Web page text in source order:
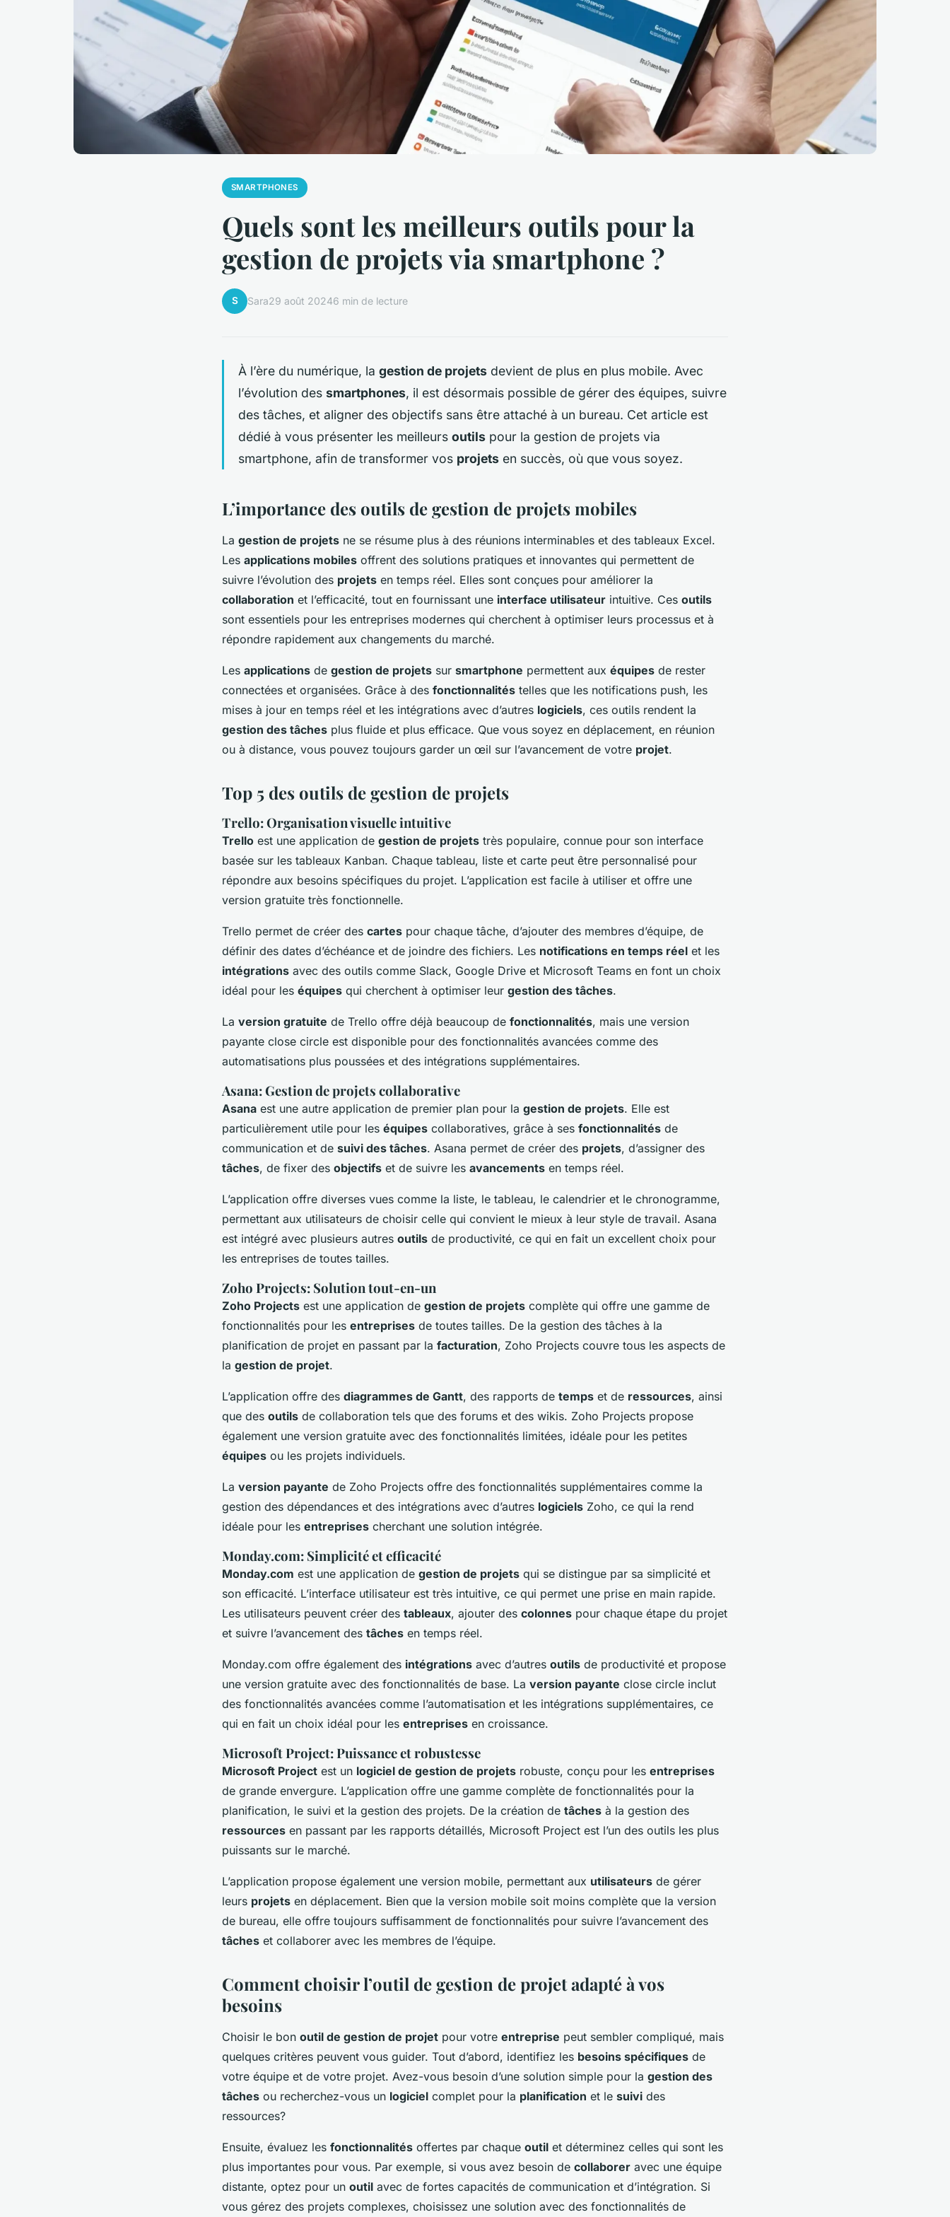
SMARTPHONES
Quels sont les meilleurs outils pour la
gestion de projets via smartphone ?
S Sara29 août 20246 min de lecture
À l’ère du numérique, la gestion de projets devient de plus en plus mobile. Avec
l’évolution des smartphones, il est désormais possible de gérer des équipes, suivre
des tâches, et aligner des objectifs sans être attaché à un bureau. Cet article est
dédié à vous présenter les meilleurs outils pour la gestion de projets via
smartphone, afin de transformer vos projets en succès, où que vous soyez.
L’importance des outils de gestion de projets mobiles
La gestion de projets ne se résume plus à des réunions interminables et des tableaux Excel.
Les applications mobiles offrent des solutions pratiques et innovantes qui permettent de
suivre l’évolution des projets en temps réel. Elles sont conçues pour améliorer la
collaboration et l’efficacité, tout en fournissant une interface utilisateur intuitive. Ces outils
sont essentiels pour les entreprises modernes qui cherchent à optimiser leurs processus et à
répondre rapidement aux changements du marché.
Les applications de gestion de projets sur smartphone permettent aux équipes de rester
connectées et organisées. Grâce à des fonctionnalités telles que les notifications push, les
mises à jour en temps réel et les intégrations avec d’autres logiciels, ces outils rendent la
gestion des tâches plus fluide et plus efficace. Que vous soyez en déplacement, en réunion
ou à distance, vous pouvez toujours garder un œil sur l’avancement de votre projet.
Top 5 des outils de gestion de projets
Trello: Organisation visuelle intuitive
Trello est une application de gestion de projets très populaire, connue pour son interface
basée sur les tableaux Kanban. Chaque tableau, liste et carte peut être personnalisé pour
répondre aux besoins spécifiques du projet. L’application est facile à utiliser et offre une
version gratuite très fonctionnelle.
Trello permet de créer des cartes pour chaque tâche, d’ajouter des membres d’équipe, de
définir des dates d’échéance et de joindre des fichiers. Les notifications en temps réel et les
intégrations avec des outils comme Slack, Google Drive et Microsoft Teams en font un choix
idéal pour les équipes qui cherchent à optimiser leur gestion des tâches.
La version gratuite de Trello offre déjà beaucoup de fonctionnalités, mais une version
payante close circle est disponible pour des fonctionnalités avancées comme des
automatisations plus poussées et des intégrations supplémentaires.
Asana: Gestion de projets collaborative
Asana est une autre application de premier plan pour la gestion de projets. Elle est
particulièrement utile pour les équipes collaboratives, grâce à ses fonctionnalités de
communication et de suivi des tâches. Asana permet de créer des projets, d’assigner des
tâches, de fixer des objectifs et de suivre les avancements en temps réel.
L’application offre diverses vues comme la liste, le tableau, le calendrier et le chronogramme,
permettant aux utilisateurs de choisir celle qui convient le mieux à leur style de travail. Asana
est intégré avec plusieurs autres outils de productivité, ce qui en fait un excellent choix pour
les entreprises de toutes tailles.
Zoho Projects: Solution tout-en-un
Zoho Projects est une application de gestion de projets complète qui offre une gamme de
fonctionnalités pour les entreprises de toutes tailles. De la gestion des tâches à la
planification de projet en passant par la facturation, Zoho Projects couvre tous les aspects de
la gestion de projet.
L’application offre des diagrammes de Gantt, des rapports de temps et de ressources, ainsi
que des outils de collaboration tels que des forums et des wikis. Zoho Projects propose
également une version gratuite avec des fonctionnalités limitées, idéale pour les petites
équipes ou les projets individuels.
La version payante de Zoho Projects offre des fonctionnalités supplémentaires comme la
gestion des dépendances et des intégrations avec d’autres logiciels Zoho, ce qui la rend
idéale pour les entreprises cherchant une solution intégrée.
Monday.com: Simplicité et efficacité
Monday.com est une application de gestion de projets qui se distingue par sa simplicité et
son efficacité. L’interface utilisateur est très intuitive, ce qui permet une prise en main rapide.
Les utilisateurs peuvent créer des tableaux, ajouter des colonnes pour chaque étape du projet
et suivre l’avancement des tâches en temps réel.
Monday.com offre également des intégrations avec d’autres outils de productivité et propose
une version gratuite avec des fonctionnalités de base. La version payante close circle inclut
des fonctionnalités avancées comme l’automatisation et les intégrations supplémentaires, ce
qui en fait un choix idéal pour les entreprises en croissance.
Microsoft Project: Puissance et robustesse
Microsoft Project est un logiciel de gestion de projets robuste, conçu pour les entreprises
de grande envergure. L’application offre une gamme complète de fonctionnalités pour la
planification, le suivi et la gestion des projets. De la création de tâches à la gestion des
ressources en passant par les rapports détaillés, Microsoft Project est l’un des outils les plus
puissants sur le marché.
L’application propose également une version mobile, permettant aux utilisateurs de gérer
leurs projets en déplacement. Bien que la version mobile soit moins complète que la version
de bureau, elle offre toujours suffisamment de fonctionnalités pour suivre l’avancement des
tâches et collaborer avec les membres de l’équipe.
Comment choisir l’outil de gestion de projet adapté à vos
besoins
Choisir le bon outil de gestion de projet pour votre entreprise peut sembler compliqué, mais
quelques critères peuvent vous guider. Tout d’abord, identifiez les besoins spécifiques de
votre équipe et de votre projet. Avez-vous besoin d’une solution simple pour la gestion des
tâches ou recherchez-vous un logiciel complet pour la planification et le suivi des
ressources?
Ensuite, évaluez les fonctionnalités offertes par chaque outil et déterminez celles qui sont les
plus importantes pour vous. Par exemple, si vous avez besoin de collaborer avec une équipe
distante, optez pour un outil avec de fortes capacités de communication et d’intégration. Si
vous gérez des projets complexes, choisissez une solution avec des fonctionnalités de